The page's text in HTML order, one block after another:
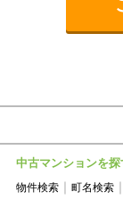
中古マンションを探
物件検索 町名検索